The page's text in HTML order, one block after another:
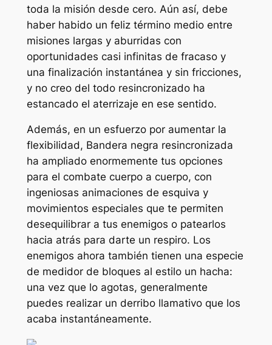
toda la misión desde cero. Aún así, debe
haber habido un feliz término medio entre
misiones largas y aburridas con
oportunidades casi infinitas de fracaso y
una finalización instantánea y sin fricciones,
y no creo del todo resincronizado ha
estancado el aterrizaje en ese sentido.
Además, en un esfuerzo por aumentar la
flexibilidad, Bandera negra resincronizada
ha ampliado enormemente tus opciones
para el combate cuerpo a cuerpo, con
ingeniosas animaciones de esquiva y
movimientos especiales que te permiten
desequilibrar a tus enemigos o patearlos
hacia atrás para darte un respiro. Los
enemigos ahora también tienen una especie
de medidor de bloques al estilo un hacha:
una vez que lo agotas, generalmente
puedes realizar un derribo llamativo que los
acaba instantáneamente.